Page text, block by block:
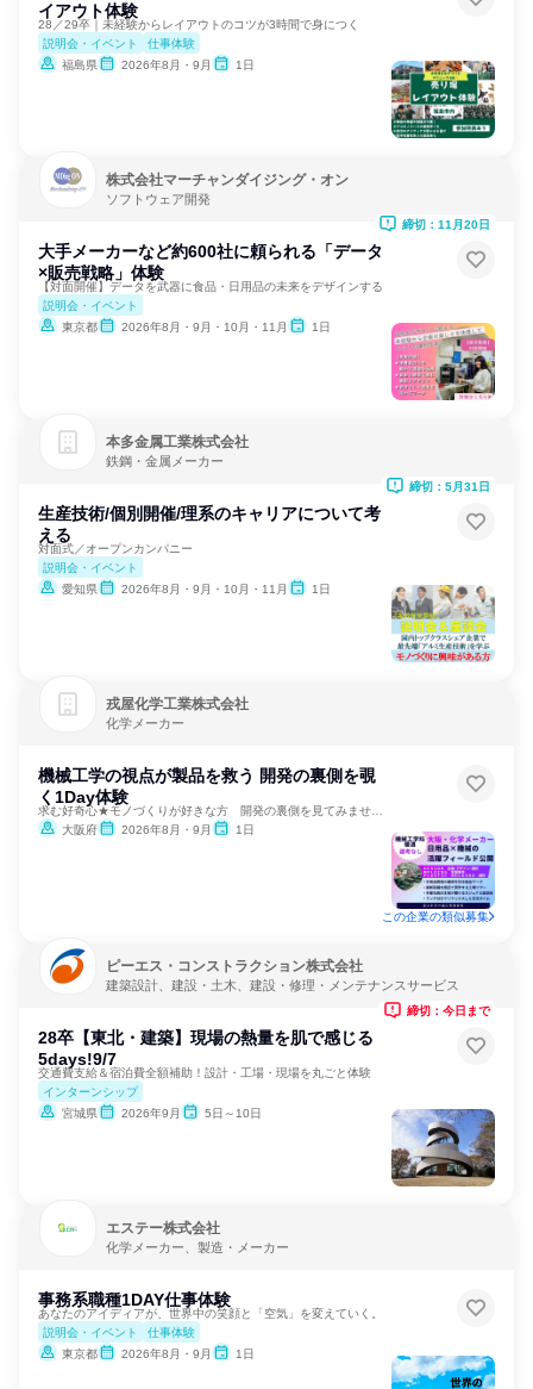
イアウト体験
28／29卒｜未経験からレイアウトのコツが3時間で身につく
説明会・イベント
仕事体験
福島県
2026年8月・9月 1日
株式会社マーチャンダイジング・オン
ソフトウェア開発
大手メーカーなど約600社に頼られる「データ
×販売戦略」体験
【対面開催】データを武器に食品・日用品の未来をデザインする
説明会・イベント
東京都
2026年8月・9月・10月・11月 1日
締切：11月20日
本多金属工業株式会社
鉄鋼・金属メーカー
生産技術/個別開催/理系のキャリアについて考
える
対面式／オープンカンパニー
説明会・イベント
愛知県
2026年8月・9月・10月・11月 1日
締切：5月31日
戎屋化学工業株式会社
化学メーカー
機械工学の視点が製品を救う 開発の裏側を覗
く1Day体験
大阪府
2026年8月・9月 1日
この企業の類似募集
ピーエス・コンストラクション株式会社
建築設計、建設・土木、建設・修理・メンテナンスサービス
28卒【東北・建築】現場の熱量を肌で感じる
5days!9/7
交通費支給＆宿泊費全額補助！設計・工場・現場を丸ごと体験
インターンシップ
宮城県
2026年9月 5日～10日
締切：今日まで
エステー株式会社
化学メーカー、製造・メーカー
事務系職種1DAY仕事体験
あなたのアイディアが、世界中の笑顔と「空気」を変えていく。
説明会・イベント
仕事体験
東京都
2026年8月・9月 1日